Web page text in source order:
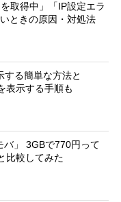
取得中」「IP設定エラ
ときの原因・対処法
する簡単な方法と
示する手順も
バ」 3GBで770円って
比較してみた